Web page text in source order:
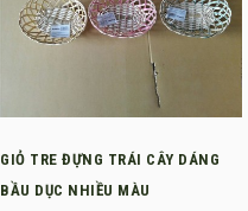
GIỎ TRE ĐỰNG TRÁI CÂY DÁNG
BẦU DỤC NHIỀU MÀU